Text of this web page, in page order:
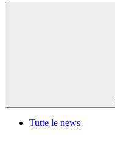
Tutte le news